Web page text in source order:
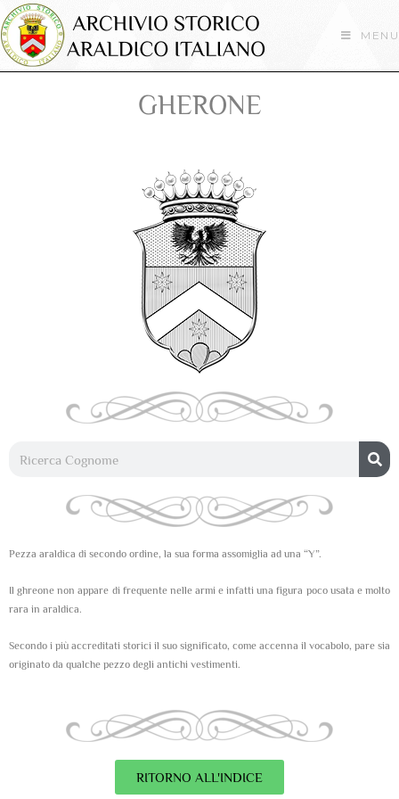
MENU
GHERONE
Pezza araldica di secondo ordine, la sua forma assomiglia ad una “Y”.
Il ghreone non appare di frequente nelle armi e infatti una figura poco usata e molto
rara in araldica.
Secondo i più accreditati storici il suo significato, come accenna il vocabolo, pare sia
originato da qualche pezzo degli antichi vestimenti.
RITORNO ALL'INDICE